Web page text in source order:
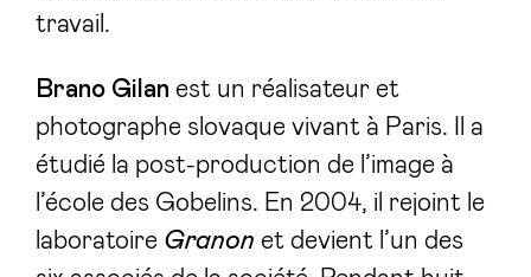
travail.
Brano Gilan est un réalisateur et
photographe slovaque vivant à Paris. Il a
étudié la post-production de l’image à
l’école des Gobelins. En 2004, il rejoint le
laboratoire Granon et devient l’un des